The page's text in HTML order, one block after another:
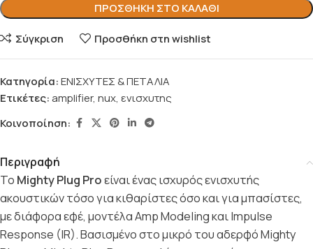
ΠΡΟΣΘΉΚΗ ΣΤΟ ΚΑΛΆΘΙ
Σύγκριση Προσθήκη στη wishlist
Κατηγορία:ΕΝΙΣΧΥΤΕΣ & ΠΕΤΑΛΙΑ
Ετικέτες:amplifier, nux, ενισχυτης
Κοινοποίηση:
Περιγραφή
Το Mighty Plug Proείναι ένας ισχυρός ενισχυτής
ακουστικών τόσο για κιθαρίστες όσο και για μπασίστες,
με διάφορα εφέ, μοντέλα Amp Modeling και Impulse
Response (IR). Βασισμένο στο μικρό του αδερφό Mighty